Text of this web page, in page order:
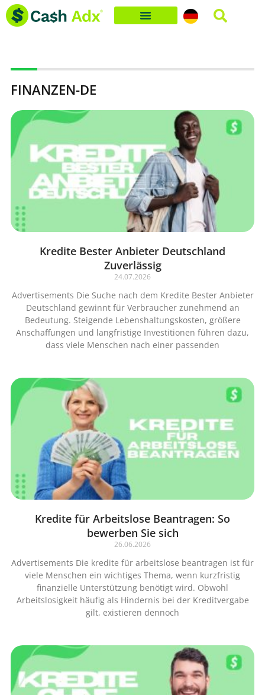
Skip
FINANZEN-DE
Kredite Bester Anbieter Deutschland
Zuverlässig
24.07.2026
Advertisements Die Suche nach dem Kredite Bester Anbieter
Deutschland gewinnt für Verbraucher zunehmend an
Bedeutung. Steigende Lebenshaltungskosten, größere
Anschaffungen und langfristige Investitionen führen dazu,
dass viele Menschen nach einer passenden
Kredite für Arbeitslose Beantragen: So
bewerben Sie sich
26.06.2026
Advertisements Die kredite für arbeitslose beantragen ist für
viele Menschen ein wichtiges Thema, wenn kurzfristig
finanzielle Unterstützung benötigt wird. Obwohl
Arbeitslosigkeit häufig als Hindernis bei der Kreditvergabe
gilt, existieren dennoch